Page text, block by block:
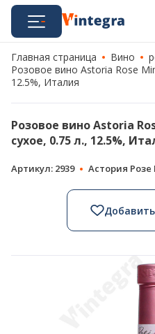
Главная страница Вино
Розовое вино Astoria Rose
12.5%, Италия
Розовое вино Astoria
сухое, 0.75 л., 12.5%,
Артикул: 2939 Астория